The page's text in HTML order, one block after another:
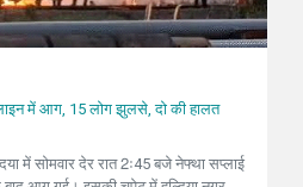
में आग, 15 लोग झुलसे, दो की हालत
में सोमवार देर रात 2ः45 बजे नेफ्था सप्लाई